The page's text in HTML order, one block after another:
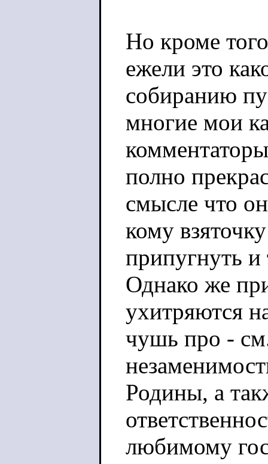
Но кроме
ежели это
собиранию
многие мои
полно
смысле что
кому
припугнуть
Однако же
ухитряются
чушь про -
Родины, а
любимому